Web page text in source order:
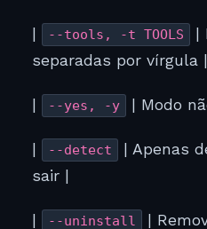
--tools, -t TOOLS
|
separadas por vírgula |
--yes, -y | Modo
--detect
| Apenas
sair |
--uninstall
|